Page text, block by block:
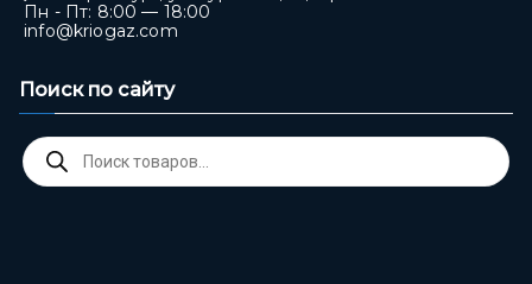
Пн - Пт: 8:00 — 18:00
info@kriogaz.com
Поиск по сайту
Поиск
товаров